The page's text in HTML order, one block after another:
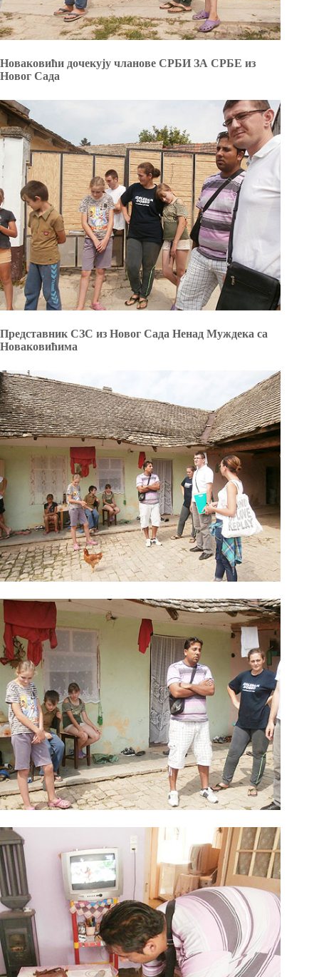
Новаковићи дочекују чланове СРБИ ЗА СРБЕ из
Новог Сада
Представник СЗС из Новог Сада Ненад Муждека са
Новаковићима